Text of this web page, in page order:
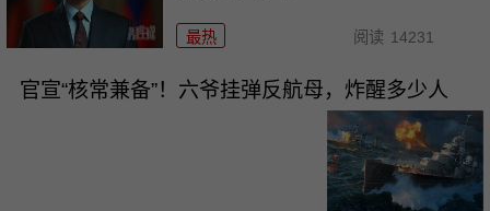
最热 阅读 14231
官宣“核常兼备”！六爷挂弹反航母，炸醒多少人